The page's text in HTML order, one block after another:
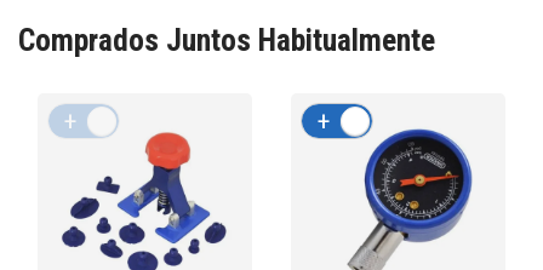
Comprados Juntos Habitualmente
+ + -